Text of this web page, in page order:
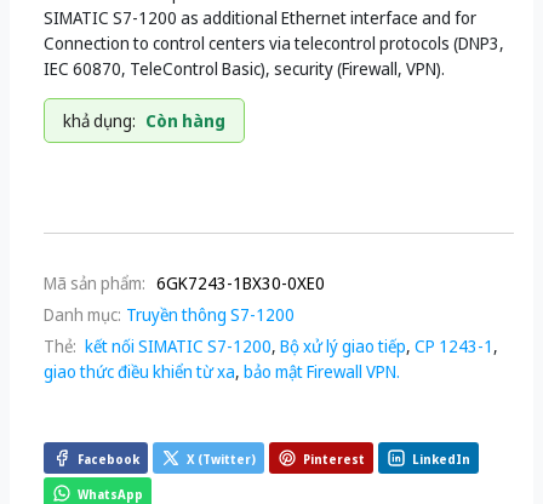
SIMATIC S7-1200 as additional Ethernet interface and for
Connection to control centers via telecontrol protocols (DNP3,
IEC 60870, TeleControl Basic), security (Firewall, VPN).
khả dụng: Còn hàng
Mã sản phẩm: 6GK7243-1BX30-0XE0
Danh mục: Truyền thông S7-1200
Thẻ: kết nối SIMATIC S7-1200, Bộ xử lý giao tiếp, CP 1243-1 ,
giao thức điều khiển từ xa, bảo mật Firewall VPN.
Facebook X (Twitter) Pinterest LinkedIn
WhatsApp